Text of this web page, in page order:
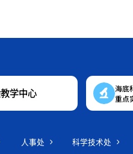
学中心
海底
重点
人事处 科学技术处